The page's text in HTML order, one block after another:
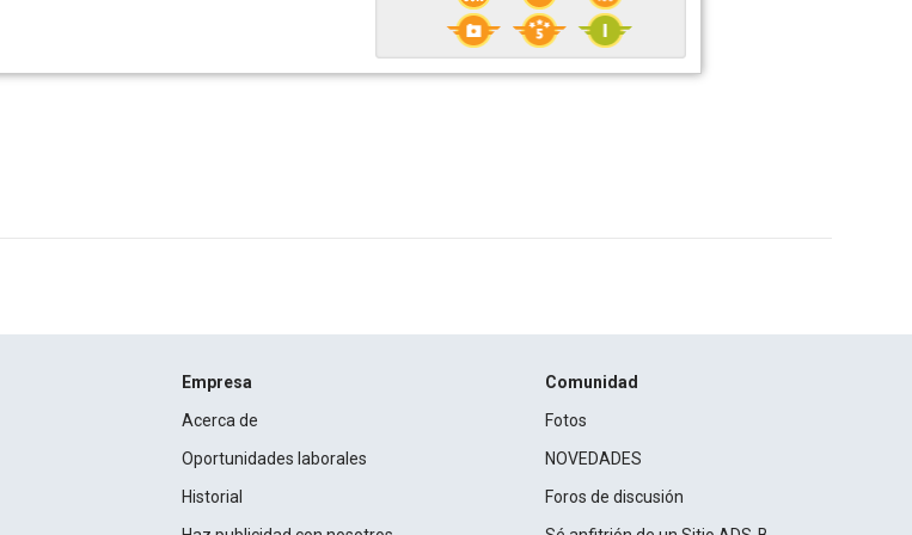
Empresa
Acerca de
Oportunidades laborales
Historial
Comunidad
Fotos
NOVEDADES
Foros de discusión